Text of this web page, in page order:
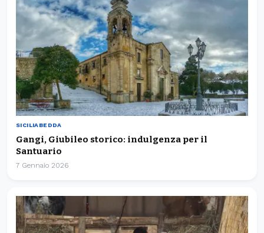
SICILIABEDDA
Gangi, Giubileo storico: indulgenza per il
Santuario
7 Gennaio 2026